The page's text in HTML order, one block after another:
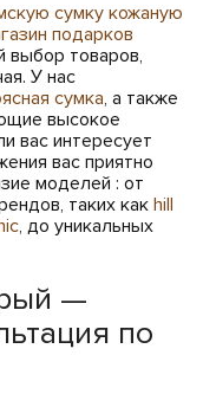
сумку кожаную
подарков
выбор товаров,
У нас
сумка, а также
высокое
вас интересует
вас приятно
моделей : от
таких как hill
, до уникальных
—
по